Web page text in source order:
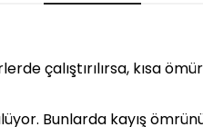
çalıştırılırsa, kısa
Bunlarda kayış